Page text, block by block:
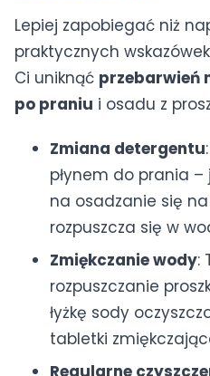
Lepiej zapobiegać niż
praktycznych
Ci uniknąć przebarwień
po praniu i osadu z
Zmiana detergentu
płynem do prania
na osadzanie się
rozpuszcza się w
Zmiękczanie wody:
rozpuszczanie
łyżkę sody
tabletki
Regularne